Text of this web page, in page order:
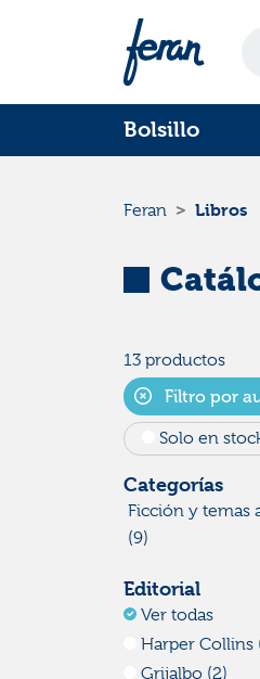
Bolsillo
Feran Libros
13 productos
Filtro por
Solo en
Categorías
Ficción y temas
(9)
Editorial
Ver todas
Harper Collins
Grijalbo (2)